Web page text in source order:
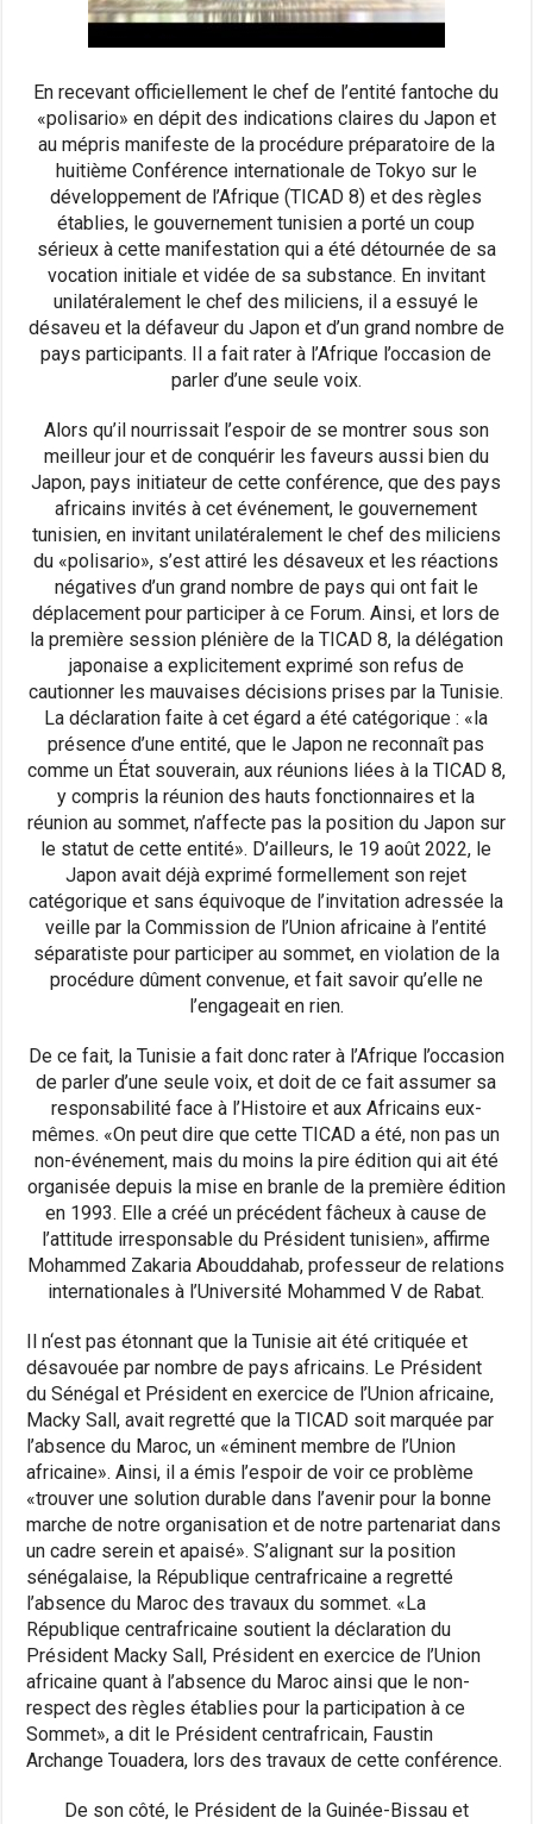
En recevant officiellement le chef de l’entité fantoche du
«polisario» en dépit des indications claires du Japon et
au mépris manifeste de la procédure préparatoire de la
huitième Conférence internationale de Tokyo sur le
développement de l’Afrique (TICAD 8) et des règles
établies, le gouvernement tunisien a porté un coup
sérieux à cette manifestation qui a été détournée de sa
vocation initiale et vidée de sa substance. En invitant
unilatéralement le chef des miliciens, il a essuyé le
désaveu et la défaveur du Japon et d’un grand nombre de
pays participants. Il a fait rater à l’Afrique l’occasion de
parler d’une seule voix.
Alors qu’il nourrissait l’espoir de se montrer sous son
meilleur jour et de conquérir les faveurs aussi bien du
Japon, pays initiateur de cette conférence, que des pays
africains invités à cet événement, le gouvernement
tunisien, en invitant unilatéralement le chef des miliciens
du «polisario», s’est attiré les désaveux et les réactions
négatives d’un grand nombre de pays qui ont fait le
déplacement pour participer à ce Forum. Ainsi, et lors de
la première session plénière de la TICAD 8, la délégation
japonaise a explicitement exprimé son refus de
cautionner les mauvaises décisions prises par la Tunisie.
La déclaration faite à cet égard a été catégorique : «la
présence d’une entité, que le Japon ne reconnaît pas
comme un État souverain, aux réunions liées à la TICAD 8,
y compris la réunion des hauts fonctionnaires et la
réunion au sommet, n’affecte pas la position du Japon sur
le statut de cette entité». D’ailleurs, le 19 août 2022, le
Japon avait déjà exprimé formellement son rejet
catégorique et sans équivoque de l’invitation adressée la
veille par la Commission de l’Union africaine à l’entité
séparatiste pour participer au sommet, en violation de la
procédure dûment convenue, et fait savoir qu’elle ne
l’engageait en rien.
De ce fait, la Tunisie a fait donc rater à l’Afrique l’occasion
de parler d’une seule voix, et doit de ce fait assumer sa
responsabilité face à l’Histoire et aux Africains eux-
mêmes. «On peut dire que cette TICAD a été, non pas un
non-événement, mais du moins la pire édition qui ait été
organisée depuis la mise en branle de la première édition
en 1993. Elle a créé un précédent fâcheux à cause de
l’attitude irresponsable du Président tunisien», affirme
Mohammed Zakaria Abouddahab, professeur de relations
internationales à l’Université Mohammed V de Rabat.
Il n‘est pas étonnant que la Tunisie ait été critiquée et
désavouée par nombre de pays africains. Le Président
du Sénégal et Président en exercice de l’Union africaine,
Macky Sall, avait regretté que la TICAD soit marquée par
l’absence du Maroc, un «éminent membre de l’Union
africaine». Ainsi, il a émis l’espoir de voir ce problème
«trouver une solution durable dans l’avenir pour la bonne
marche de notre organisation et de notre partenariat dans
un cadre serein et apaisé». S’alignant sur la position
sénégalaise, la République centrafricaine a regretté
l’absence du Maroc des travaux du sommet. «La
République centrafricaine soutient la déclaration du
Président Macky Sall, Président en exercice de l’Union
africaine quant à l’absence du Maroc ainsi que le non-
respect des règles établies pour la participation à ce
Sommet», a dit le Président centrafricain, Faustin
Archange Touadera, lors des travaux de cette conférence.
De son côté, le Président de la Guinée-Bissau et